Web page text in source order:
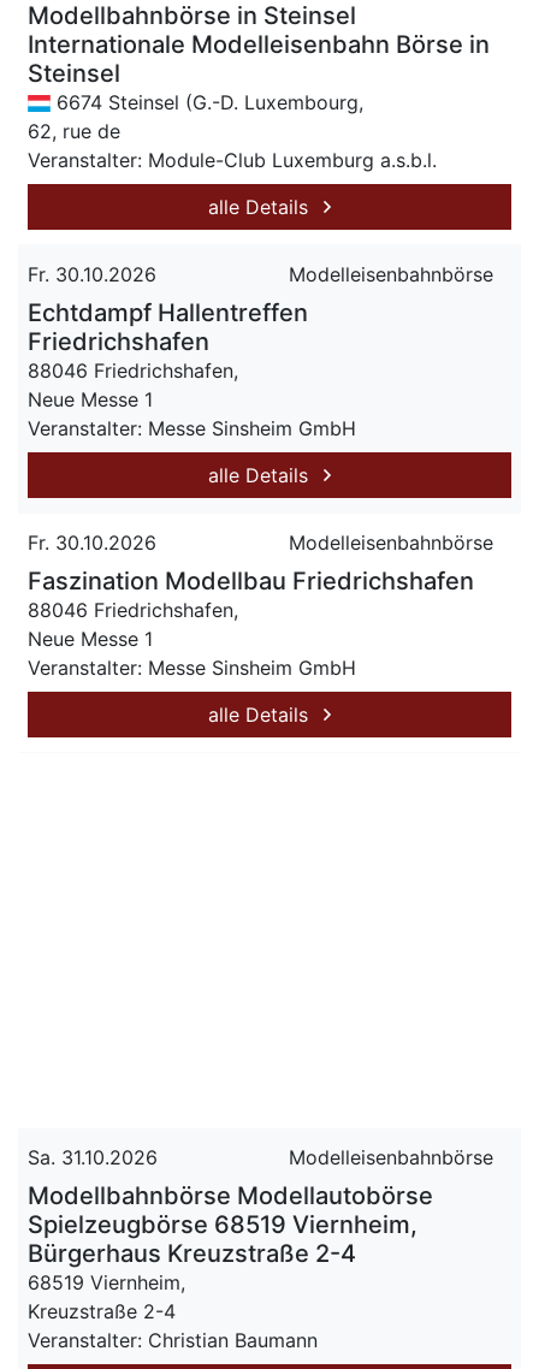
Modellbahnbörse in Steinsel
Internationale Modelleisenbahn Börse in
Steinsel
6674 Steinsel (G.-D. Luxembourg,
62, rue de
Veranstalter: Module-Club Luxemburg a.s.b.l.
alle Details
Fr. 30.10.2026 Modelleisenbahnbörse
Echtdampf Hallentreffen
Friedrichshafen
88046 Friedrichshafen,
Neue Messe 1
Veranstalter: Messe Sinsheim GmbH
alle Details
Fr. 30.10.2026 Modelleisenbahnbörse
Faszination Modellbau Friedrichshafen
88046 Friedrichshafen,
Neue Messe 1
Veranstalter: Messe Sinsheim GmbH
alle Details
Sa. 31.10.2026 Modelleisenbahnbörse
Modellbahnbörse Modellautobörse
Spielzeugbörse 68519 Viernheim,
Bürgerhaus Kreuzstraße 2-4
68519 Viernheim,
Kreuzstraße 2-4
Veranstalter: Christian Baumann